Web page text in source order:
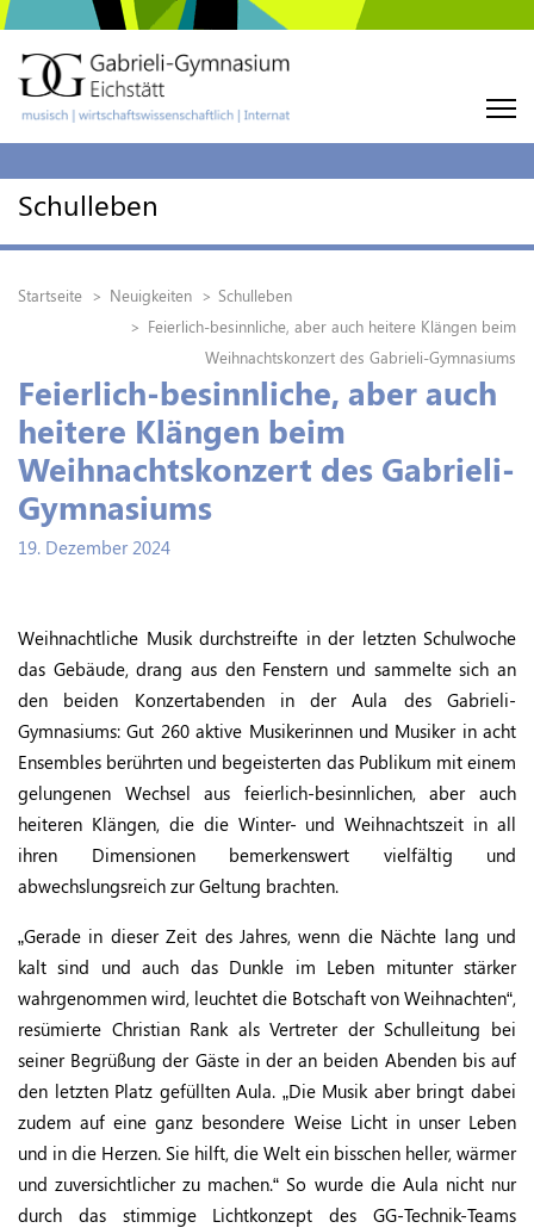
Schulleben
Startseite Neuigkeiten
Schulleben
Feierlich-besinnliche, aber auch heitere Klängen beim
Weihnachtskonzert des Gabrieli-Gymnasiums
Feierlich-besinnliche, aber auch
heitere Klängen beim
Weihnachtskonzert des Gabrieli-
Gymnasiums
19. Dezember 2024
Weihnachtliche Musik durchstreifte in der letzten Schulwoche
das Gebäude, drang aus den Fenstern und sammelte sich an
den beiden Konzertabenden in der Aula des Gabrieli-
Gymnasiums: Gut 260 aktive Musikerinnen und Musiker in acht
Ensembles berührten und begeisterten das Publikum mit einem
gelungenen Wechsel aus feierlich-besinnlichen, aber auch
heiteren Klängen, die die Winter- und Weihnachtszeit in all
ihren Dimensionen bemerkenswert vielfältig und
abwechslungsreich zur Geltung brachten.
„Gerade in dieser Zeit des Jahres, wenn die Nächte lang und
kalt sind und auch das Dunkle im Leben mitunter stärker
wahrgenommen wird, leuchtet die Botschaft von Weihnachten“,
resümierte Christian Rank als Vertreter der Schulleitung bei
seiner Begrüßung der Gäste in der an beiden Abenden bis auf
den letzten Platz gefüllten Aula. „Die Musik aber bringt dabei
zudem auf eine ganz besondere Weise Licht in unser Leben
und in die Herzen. Sie hilft, die Welt ein bisschen heller, wärmer
und zuversichtlicher zu machen.“ So wurde die Aula nicht nur
durch das stimmige Lichtkonzept des GG-Technik-Teams